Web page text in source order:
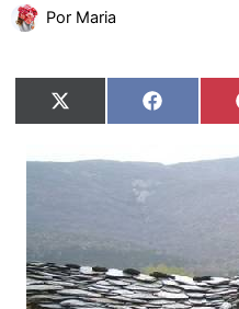
Por Maria
Compartir
en
X
(Twitter)
Compartir
en
Facebook